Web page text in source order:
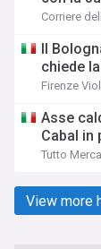
Corriere
Il
chiede
Firenze
Asse
Cabal in
Tutto
View more